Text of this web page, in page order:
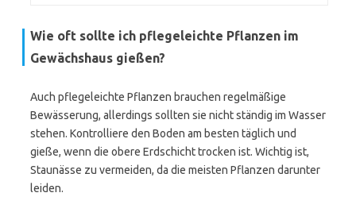
Wie oft sollte ich pflegeleichte Pflanzen im
Gewächshaus gießen?
Auch pflegeleichte Pflanzen brauchen regelmäßige
Bewässerung, allerdings sollten sie nicht ständig im Wasser
stehen. Kontrolliere den Boden am besten täglich und
gieße, wenn die obere Erdschicht trocken ist. Wichtig ist,
Staunässe zu vermeiden, da die meisten Pflanzen darunter
leiden.